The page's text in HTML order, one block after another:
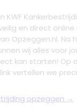
KWF
en direct
Opzeggen.nl. Na
wij alles voor
kan starten! Op
vertellen we
opzeggen →